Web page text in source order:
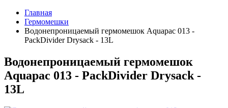
Главная
Гермомешки
Водонепроницаемый гермомешок Aquapac 013 -
PackDivider Drysack - 13L
Водонепроницаемый гермомешок
Aquapac 013 - PackDivider Drysack -
13L